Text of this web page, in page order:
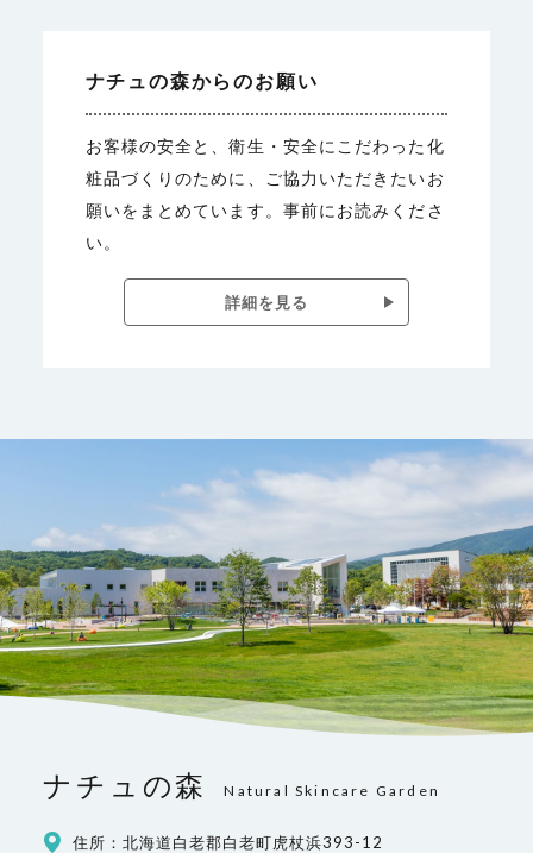
ナチュの森からのお願い
お客様の安全と、衛生・安全にこだわった化
粧品づくりのために、ご協力いただきたいお
願いをまとめています。事前にお読みくださ
い。
詳細を見る
ナチュの森 Natural Skincare Garden
住所：北海道白老郡白老町虎杖浜393-12